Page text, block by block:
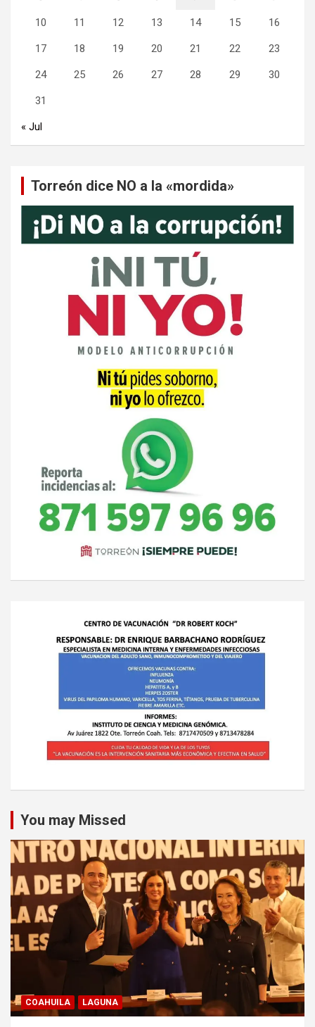
10 11 12 13 14 15 16
17 18 19 20 21 22 23
24 25 26 27 28 29 30
31
« Jul
Torreón dice NO a la «mordida»
You may Missed
COAHUILA LAGUNA